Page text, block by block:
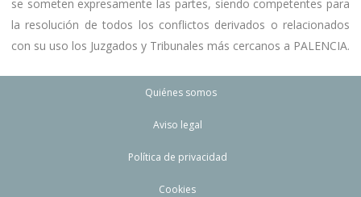
se someten expresamente las partes, siendo competentes para
la resolución de todos los conflictos derivados o relacionados
con su uso los Juzgados y Tribunales más cercanos a PALENCIA.
Quiénes somos
Aviso legal
Política de privacidad
Cookies